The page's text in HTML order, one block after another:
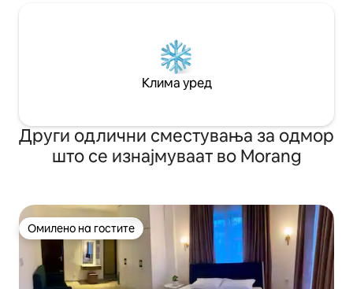
Клима уред
Други одлични сместувања за одмор
што се изнајмуваат во Morang
Омилено на гостите
Омилено на гостите